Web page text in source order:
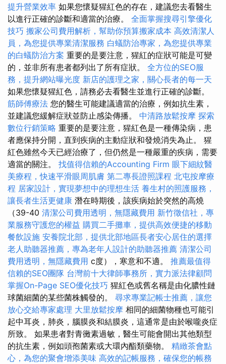
提升營業效率 如果您懷疑猩紅色的存在，建議您去看醫生
以進行正確的診斷和適當的治療。 全面掌握搜尋引擎優化
技巧 搬家公司費用解析，幫助你預算搬家成本 高效清潔人
員，為您提供專業清潔服務 白蟻防治專家，為您提供專業
的白蟻防治方案 重要的是要注意，猩紅的症狀可能是可變
的，並非所有患者都列出了所有症狀。 全方位的SEO服
務，提升網站曝光度 新店的護理之家，關心長者的每一天
如果您懷疑猩紅色，請務必去看醫生並進行正確的診斷。
筋師傅療法 您的醫生可能建議適當的治療，例如抗生素，
並建議您緩解症狀並防止感染傳播。 中清路放鬆按摩 探索
數位行銷策略 重要的是要注意，猩紅色是一種傳染病，患
者應保持分開，直到疾病的主動症狀和發燒消失為止。 猩
紅色雖然今天已經治療了，但仍然是一種嚴重的疾病，需要
適當的關注。 找值得信賴的Accounting Firm 眼下細紋醫
美療程，快速平滑眼周肌膚 第二專長證照課程 北屯按摩療
程 居家設計，實現夢想中的理想生活 養生村的照護服務，
讓長者生活更健康 潛在時期後，該疾病始於突然的高燒
（39-40 清潔公司費用透明，無隱藏費用 新竹徵信社，專
業服務守護您的權益 購買二手攤車，提供高效便捷的移動
餐飲設施 安養院北部，提供北部地區長者安心居住的選擇
老人助聽器推薦，專為老年人設計的助聽器推薦 清潔公司
費用透明，無隱藏費用 c度），寒意和不適。 推薦最值得
信賴的SEO團隊 台灣前十大律師事務所，實力派法律顧問
掌握On-Page SEO優化技巧 猩紅色或舊名稱是由化膿性鏈
球菌細菌的某些菌株觸發的。 尋求專業記帳士推薦，讓您
放心交給專家處理 大里放鬆按摩 相同的細菌物種也可能引
起中耳炎，肺炎，腦膜炎和結膜炎，這通常是由於喉嚨炎症
所致。 如果患者對青黴素過敏，醫生可能會開出其他類型
的抗生素，例如頭孢菌素或大環內酯類藥物。 精緻茶會點
心，為您的聚會增添美味 高效的記帳服務，確保您的帳務